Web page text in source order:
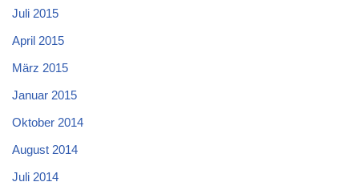
Juli 2015
April 2015
März 2015
Januar 2015
Oktober 2014
August 2014
Juli 2014